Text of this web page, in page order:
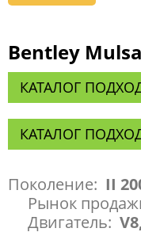
Bentley
КАТАЛОГ
КАТАЛОГ
Поколение: II
Рынок
Двигатель: